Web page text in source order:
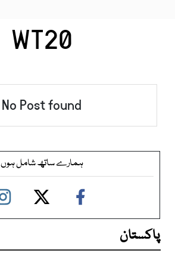
WT20
No Post found
ہمارے ساتھ شامل ہوں
پاکستان